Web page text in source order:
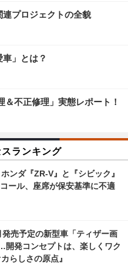
プロジェクトの全貌
」とは？
＆不正修理」実態レポート！
ランキング
ンダ『ZR-V』と『シビック』
ール、座席が保安基準に不適
売予定の新型車「ティザー画
開発コンセプトは、楽しくワク
らしさの原点』